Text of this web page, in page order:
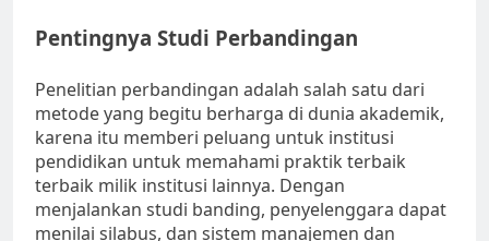
Pentingnya Studi Perbandingan
Penelitian perbandingan adalah salah satu dari
metode yang begitu berharga di dunia akademik,
karena itu memberi peluang untuk institusi
pendidikan untuk memahami praktik terbaik
terbaik milik institusi lainnya. Dengan
menjalankan studi banding, penyelenggara dapat
menilai silabus, dan sistem manajemen dan